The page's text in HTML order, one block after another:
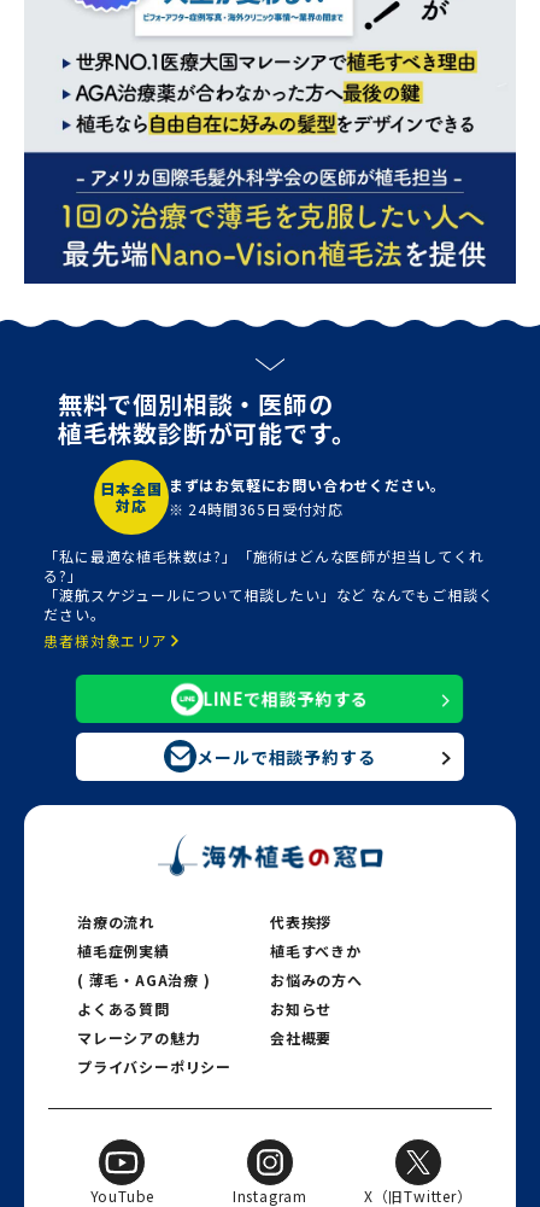
無料で個別相談・医師の
植毛株数診断が可能です。
日本全国
対応
まずはお気軽にお問い合わせください。
※ 24時間365日受付対応
「私に最適な植毛株数は?」「施術はどんな医師が担当してくれ
る?」
「渡航スケジュールについて相談したい」など なんでもご相談く
ださい。
患者様対象エリア
LINEで相談予約する
メールで相談予約する
治療の流れ
代表挨拶
植毛症例実績
( 薄毛・AGA治療 )
植毛すべきか
お悩みの方へ
よくある質問
お知らせ
マレーシアの魅力
会社概要
プライバシーポリシー
YouTube Instagram X（旧Twitter）